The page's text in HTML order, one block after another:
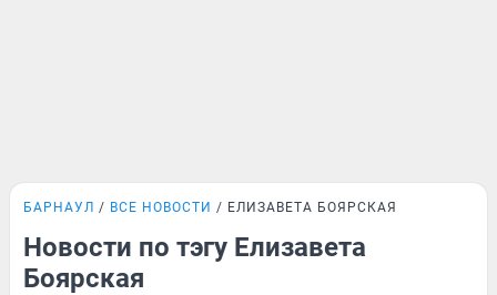
БАРНАУЛ ВСЕ НОВОСТИ ЕЛИЗАВЕТА БОЯРСКАЯ
Новости по тэгу Елизавета
Боярская